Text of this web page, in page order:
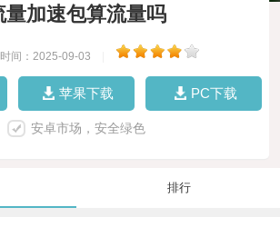
量加速包算流量吗
时间：2025-09-03
苹果下载 PC下载
安卓市场，安全绿色
排行